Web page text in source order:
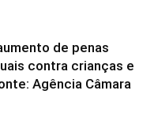
de penas
contra crianças e
Agência Câmara